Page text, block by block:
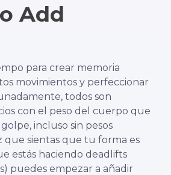
Add
para crear memoria
movimientos y perfeccionar
todos son
con el peso del cuerpo que
incluso sin pesos
que sientas que tu forma es
estás haciendo deadlifts
puedes empezar a añadir